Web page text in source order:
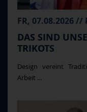
DAS SIND
TRIKOTS
Design vereint
Arbeit ...